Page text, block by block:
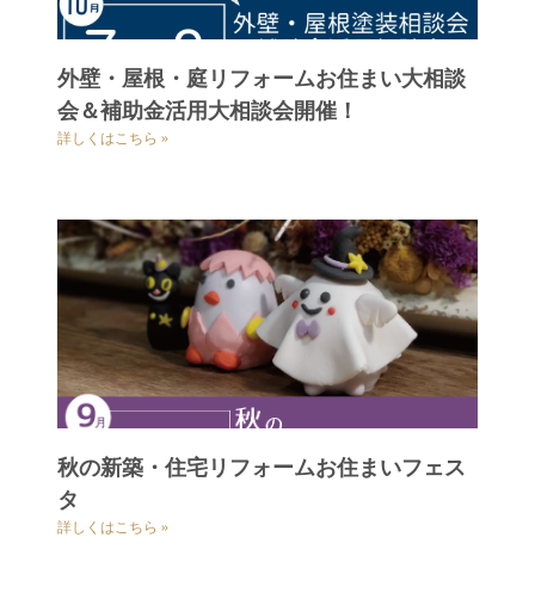
外壁・屋根・庭リフォームお住まい大相談
会＆補助金活用大相談会開催！
詳しくはこちら »
秋の新築・住宅リフォームお住まいフェス
タ
詳しくはこちら »